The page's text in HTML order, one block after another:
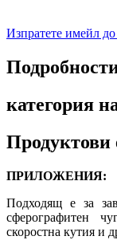
Изпратете имейл
категория
Продуктови
ПРИЛОЖЕНИЯ:
Подходящ е за
сферографитен
скоростна кутия и